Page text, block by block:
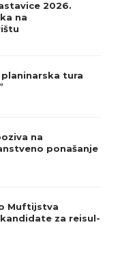
2026.
na
tura
na
ponašanje
Muftijstva
za reisul-